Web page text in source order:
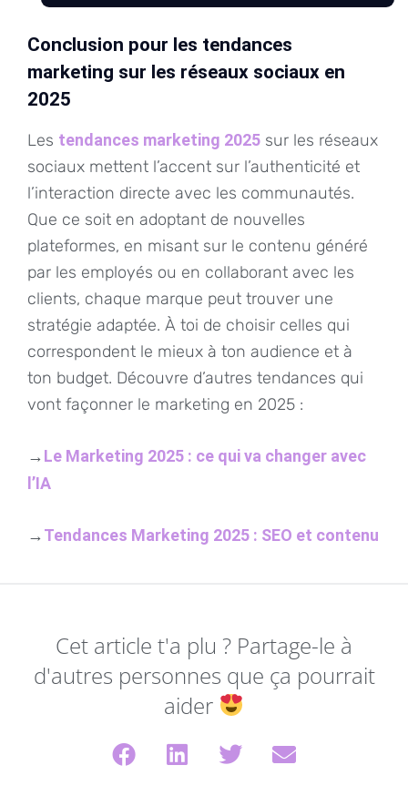
Conclusion pour les tendances
marketing sur les réseaux sociaux en
2025
Les tendances marketing 2025 sur les réseaux
sociaux mettent l’accent sur l’authenticité et
l’interaction directe avec les communautés.
Que ce soit en adoptant de nouvelles
plateformes, en misant sur le contenu généré
par les employés ou en collaborant avec les
clients, chaque marque peut trouver une
stratégie adaptée. À toi de choisir celles qui
correspondent le mieux à ton audience et à
ton budget. Découvre d’autres tendances qui
vont façonner le marketing en 2025 :
→Le Marketing 2025 : ce qui va changer avec
l’IA
→Tendances Marketing 2025 : SEO et contenu
Cet article t'a plu ? Partage-le à
d'autres personnes que ça pourrait
aider